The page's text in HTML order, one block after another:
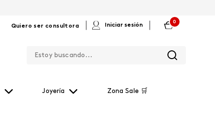
Quiero ser consultora Iniciar sesión
0
Joyería Zona Sale 🛒